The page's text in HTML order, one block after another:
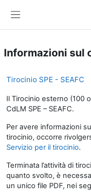
Informazioni sul
Tirocinio SPE - SEAFC
Il Tirocinio esterno (100
CdLM SPE – SEAFC.
Per avere informazioni
tirocinio, occorre
Servizio per il tirocinio.
Terminata l’attività di
quanto svolto, è
un unico file PDF, nei